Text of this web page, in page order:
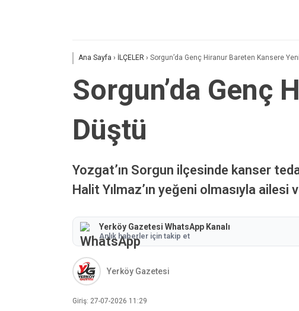
Ana Sayfa › İLÇELER › Sorgun’da Genç Hiranur Bareten Kansere
Sorgun’da Genç
Düştü
Yozgat’ın Sorgun ilçesinde kanser
Halit Yılmaz’ın yeğeni olmasıyla
Yerköy Gazetesi WhatsApp Kanalı
Anlık haberler için takip et
Yerköy Gazetesi
Giriş: 27-07-2026 11:29